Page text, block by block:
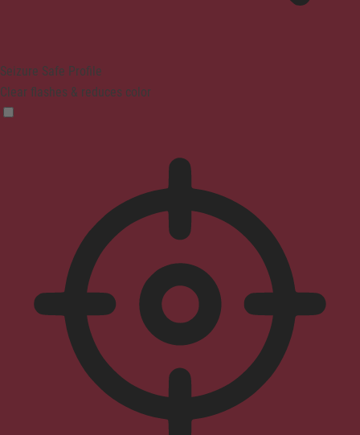
Seizure Safe Profile
Clear flashes & reduces color